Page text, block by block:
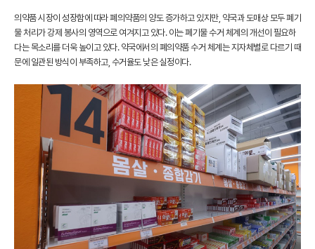
의약품 시장이 성장함에 따라 폐의약품의 양도 증가하고 있지만, 약국과 도매상 모두 폐기
물 처리가 강제 봉사의 영역으로 여겨지고 있다. 이는 폐기물 수거 체계의 개선이 필요하
다는 목소리를 더욱 높이고 있다. 약국에서의 폐의약품 수거 체계는 지자체별로 다르기 때
문에 일관된 방식이 부족하고, 수거율도 낮은 실정이다.